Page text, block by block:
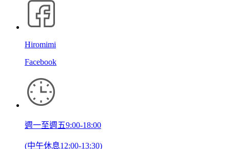
Hiromimi
Facebook
週一至週五9:00-18:00
(中午休息12:00-13:30)